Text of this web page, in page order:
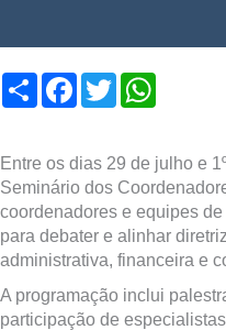
Compartilhar
Facebook
Twitter
Entre os dias 29 de julho e
Seminário dos
coordenadores e equipes
para debater e alinhar
administrativa, financeira e
A programação inclui
participação de